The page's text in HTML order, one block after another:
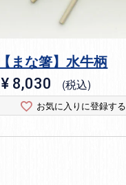
【まな箸】水牛柄
¥ 8,030 税込
お気に入りに登録する